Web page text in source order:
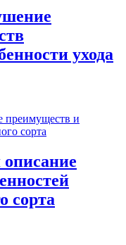
ухода
сорта